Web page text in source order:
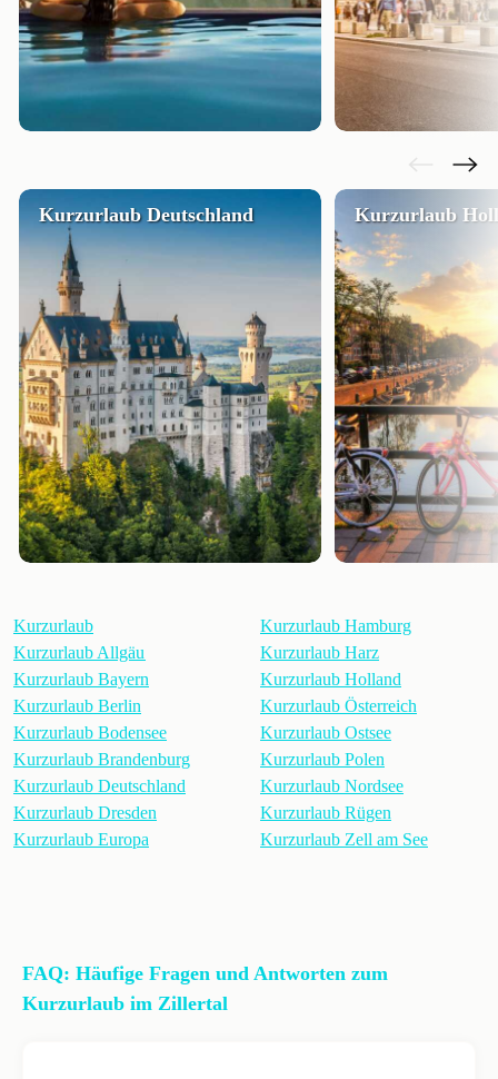
Kurzurlaub Deutschland Kurzurlaub
Kurzurlaub
Kurzurlaub Allgäu
Kurzurlaub Bayern
Kurzurlaub Berlin
Kurzurlaub Bodensee
Kurzurlaub Brandenburg
Kurzurlaub Deutschland
Kurzurlaub Dresden
Kurzurlaub Europa
Kurzurlaub Hamburg
Kurzurlaub Harz
Kurzurlaub Holland
Kurzurlaub Österreich
Kurzurlaub Ostsee
Kurzurlaub Polen
Kurzurlaub Nordsee
Kurzurlaub Rügen
Kurzurlaub Zell am See
FAQ: Häufige Fragen und Antworten zum
Kurzurlaub im Zillertal